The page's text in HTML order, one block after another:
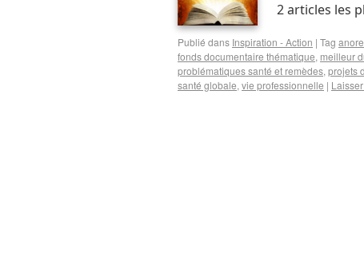
2 articles les
Publié dans Inspiration - Action | Tag
fonds documentaire thématique, meilleur
problématiques santé et remèdes, projets
santé globale, vie professionnelle |